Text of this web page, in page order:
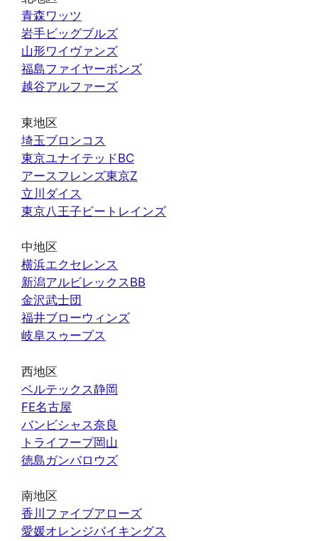
青森ワッツ
岩手ビッグブルズ
山形ワイヴァンズ
福島ファイヤーボンズ
越谷アルファーズ
東地区
埼玉ブロンコス
東京ユナイテッドBC
アースフレンズ東京Z
立川ダイス
東京八王子ビートレインズ
中地区
横浜エクセレンス
新潟アルビレックスBB
金沢武士団
福井ブローウィンズ
岐阜スゥープス
西地区
ベルテックス静岡
FE名古屋
バンビシャス奈良
トライフープ岡山
徳島ガンバロウズ
南地区
香川ファイブアローズ
愛媛オレンジバイキングス